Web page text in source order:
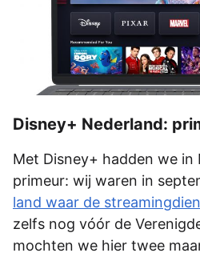
Disney+ Nederland:
Met Disney+ hadden we in
primeur: wij waren in
land waar de
zelfs nog vóór de
mochten we hier twee